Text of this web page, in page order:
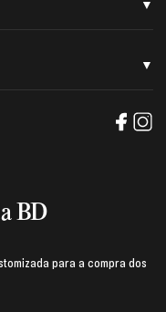
BD
para a compra dos